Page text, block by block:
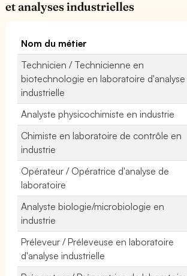
et analyses industrielles
Nom du métier
Technicien / Technicienne en
biotechnologie en laboratoire d'analyse
industrielle
Analyste physicochimiste en industrie
Chimiste en laboratoire de contrôle en
industrie
Opérateur / Opératrice d'analyse de
laboratoire
Analyste biologie/microbiologie en
industrie
Préleveur / Préleveuse en laboratoire
d'analyse industrielle